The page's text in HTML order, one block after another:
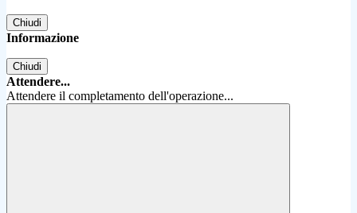
Chiudi
Informazione
Chiudi
Attendere...
Attendere il completamento dell'operazione...